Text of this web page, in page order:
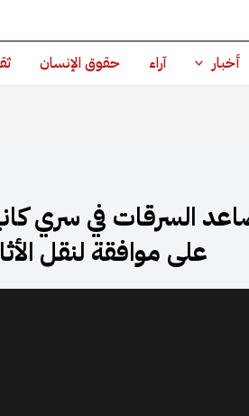
أخبار آراء حقوق الإنسان
السرقات في سري
على موافقة لنقل